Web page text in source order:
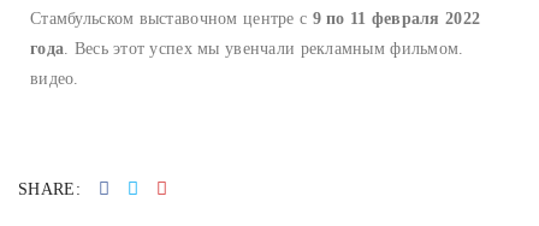
Стамбульском выставочном центре с 9 по 11 февраля 2022
года. Весь этот успех мы увенчали рекламным фильмом.
видео.
SHARE: